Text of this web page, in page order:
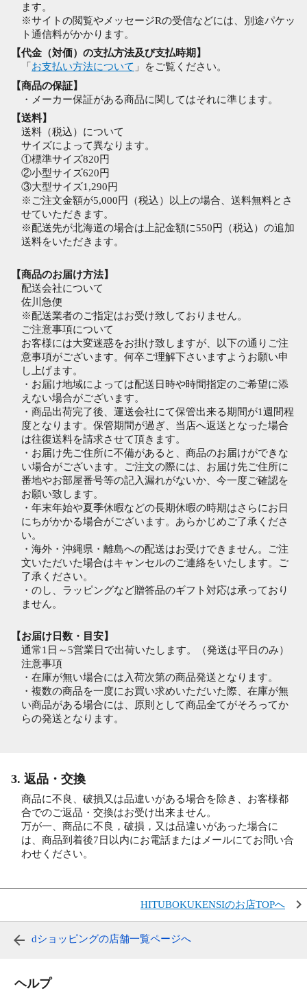
ます。
※サイトの閲覧やメッセージRの受信などには、別途パケッ
ト通信料がかかります。
【代金（対価）の支払方法及び支払時期】
「 お支払い方法について 」をご覧ください。
【商品の保証】
・メーカー保証がある商品に関してはそれに準じます。
【送料】
送料（税込）について
サイズによって異なります。
①標準サイズ820円
②小型サイズ620円
③大型サイズ1,290円
※ご注文金額が5,000円（税込）以上の場合、送料無料とさ
せていただきます。
※配送先が北海道の場合は上記金額に550円（税込）の追加
送料をいただきます。
【商品のお届け方法】
配送会社について
佐川急便
※配送業者のご指定はお受け致しておりません。
ご注意事項について
お客様には大変迷惑をお掛け致しますが、以下の通りご注
意事項がございます。何卒ご理解下さいますようお願い申
し上げます。
・お届け地域によっては配送日時や時間指定のご希望に添
えない場合がございます。
・商品出荷完了後、運送会社にて保管出来る期間が1週間程
度となります。保管期間が過ぎ、当店へ返送となった場合
は往復送料を請求させて頂きます。
・お届け先ご住所に不備があると、商品のお届けができな
い場合がございます。ご注文の際には、お届け先ご住所に
番地やお部屋番号等の記入漏れがないか、今一度ご確認を
お願い致します。
・年末年始や夏季休暇などの長期休暇の時期はさらにお日
にちがかかる場合がございます。あらかじめご了承くださ
い。
・海外・沖縄県・離島への配送はお受けできません。ご注
文いただいた場合はキャンセルのご連絡をいたします。ご
了承ください。
・のし、ラッピングなど贈答品のギフト対応は承っており
ません。
【お届け日数・目安】
通常1日～5営業日で出荷いたします。（発送は平日のみ）
注意事項
・在庫が無い場合には入荷次第の商品発送となります。
・複数の商品を一度にお買い求めいただいた際、在庫が無
い商品がある場合には、原則として商品全てがそろってか
らの発送となります。
3. 返品・交換
商品に不良、破損又は品違いがある場合を除き、お客様都
合でのご返品・交換はお受け出来ません。
万が一、商品に不良，破損，又は品違いがあった場合に
は、商品到着後7日以内にお電話またはメールにてお問い合
わせください。
HITUBOKUKENSIのお店TOPへ
dショッピングの店舗一覧ページへ
ヘルプ